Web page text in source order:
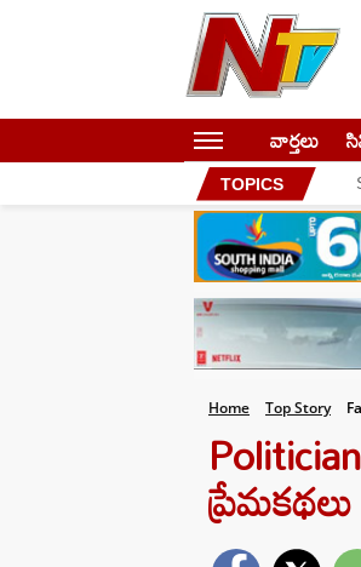
వార్తలు
TOPICS
Home Top Story